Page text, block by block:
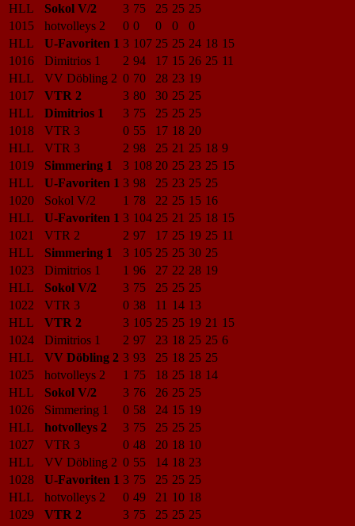
HLL
Sokol V/2 3 75 25 25 25
1015
hotvolleys 2 0 0 0 0
0
HLL
U-Favoriten 1 3 107 25 25 24 18 15
1016
Dimitrios 1 2 94 17 15 26 25 11
HLL
VV Döbling 2 0 70 28 23 19
1017
VTR 2 3 80 30 25 25
HLL
Dimitrios 1 3 75 25 25 25
1018
VTR 3 0 55 17 18 20
HLL
VTR 3 2 98 25 21 25 18 9
1019
Simmering 1 3 108 20 25 23 25 15
HLL
U-Favoriten 1 3 98 25 23 25 25
1020
Sokol V/2 1 78 22 25 15 16
HLL
U-Favoriten 1 3 104 25 21 25 18 15
1021
VTR 2 2 97 17 25 19 25 11
HLL
Simmering 1 3 105 25 25 30 25
1023
Dimitrios 1 1 96 27 22 28 19
HLL
Sokol V/2 3 75 25 25 25
1022
VTR 3 0 38 11 14 13
HLL
VTR 2 3 105 25 25 19 21 15
1024
Dimitrios 1 2 97 23 18 25 25 6
HLL
VV Döbling 2 3 93 25 18 25 25
1025
hotvolleys 2 1 75 18 25 18 14
HLL
Sokol V/2 3 76 26 25 25
1026
Simmering 1 0 58 24 15 19
HLL
hotvolleys 2 3 75 25 25 25
1027
VTR 3 0 48 20 18 10
HLL
VV Döbling 2 0 55 14 18 23
1028
U-Favoriten 1 3 75 25 25 25
HLL
hotvolleys 2 0 49 21 10 18
1029
VTR 2 3 75 25 25 25